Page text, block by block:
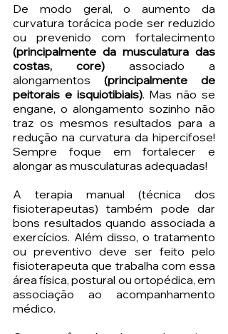
De modo geral, o aumento da
curvatura torácica pode ser reduzido
(principalmente da musculatura das
costas, core) associado a
alongamentos (principalmente de
peitorais e isquiotibiais). Mas não se
engane, o alongamento sozinho não
traz os mesmos resultados para a
redução na curvatura da hipercifose!
Sempre foque em fortalecer e
alongar as musculaturas adequadas!
A terapia manual (técnica dos
fisioterapeutas) também pode dar
bons resultados quando associada a
exercícios. Além disso, o tratamento
ou preventivo deve ser feito pelo
fisioterapeuta que trabalha com essa
área física, postural ou ortopédica, em
associação ao acompanhamento
médico.